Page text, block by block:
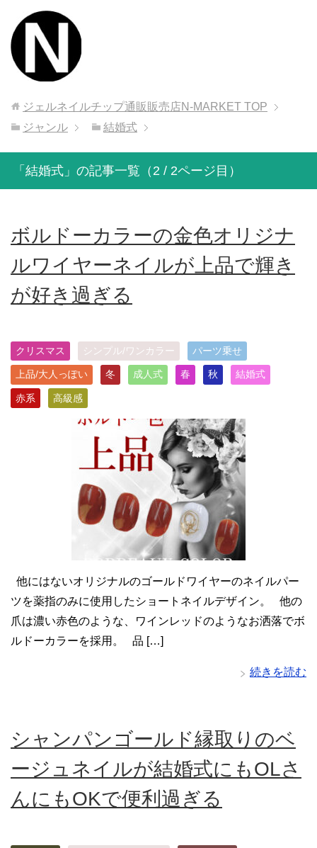
ジェルネイルチップ通販販売店N-MARKET TOP
ジャンル
結婚式
「結婚式」の記事一覧（2 / 2ページ目）
ボルドーカラーの金色オリジナ
ルワイヤーネイルが上品で輝き
が好き過ぎる
クリスマス シンプル/ワンカラー パーツ乗せ
上品/大人っぽい 冬 成人式 春 秋 結婚式
赤系 高級感
他にはないオリジナルのゴールドワイヤーのネイルパー
ツを薬指のみに使用したショートネイルデザイン。 他の
爪は濃い赤色のような、ワインレッドのようなお洒落でボ
ルドーカラーを採用。 品 […]
続きを読む
シャンパンゴールド縁取りのベ
ージュネイルが結婚式にもOLさ
んにもOKで便利過ぎる